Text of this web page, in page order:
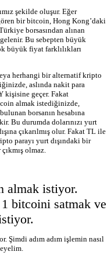
şekilde oluşur. Eğer
bir bitcoin, Hong Kong’daki
borsasından alınan
Bu sebepten büyük
büyük fiyat farklılıkları
herhangi bir alternatif kripto
aslında nakit para
kişisine geçer. Fakat
almak istediğinizde,
borsanın hesabına
Bu durumda dolarınızı yurt
çıkarılmış olur. Fakat TL ile
parayı yurt dışındaki bir
olmaz.
almak istiyor.
bitcoini satmak ve
Şimdi adım adım işlemin nasıl